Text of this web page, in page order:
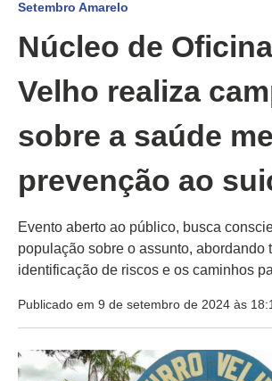
Setembro Amarelo
Núcleo de
Velho realiza
sobre a saúde
prevenção ao
Evento aberto ao público, busca
população sobre o assunto, abordando
identificação de riscos e os caminhos
Publicado em 9 de setembro de 2024 às